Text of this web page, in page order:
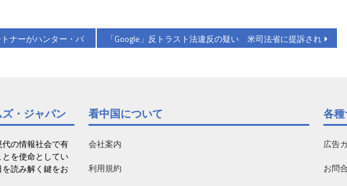
ナーがハンター・バ 「Google」反トラスト法違反の疑い 米司法省に提訴され
・ジャパン
の情報社会で有
を使命としてい
読み解く鍵をお
看中国について
会社案内
利用規約
各
広告
お問